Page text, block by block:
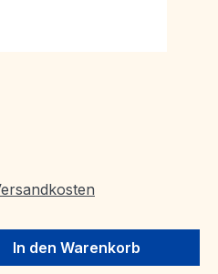
den
In den Warenkorb